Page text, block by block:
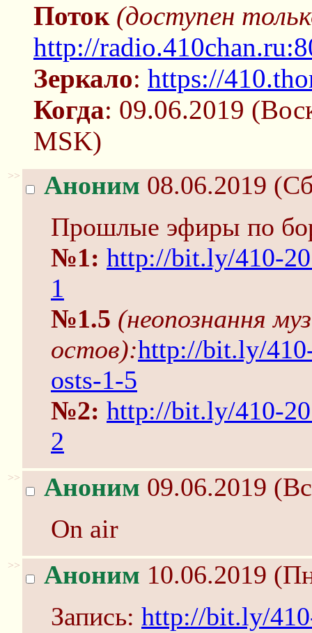
Поток (доступен
http://
Зеркало: https://
Когда: 09.06.2019
MSK)
>> Аноним 08.06.2019
Прошлые эфиры по
№1: http://bit.ly/410-
1
№1.5 (неопознання
остов):http://bit.ly/
osts-1-5
№2: http://bit.ly/410-
2
>> Аноним 09.06.2019
On air
>> Аноним 10.06.2019
Запись: http://bit.ly/